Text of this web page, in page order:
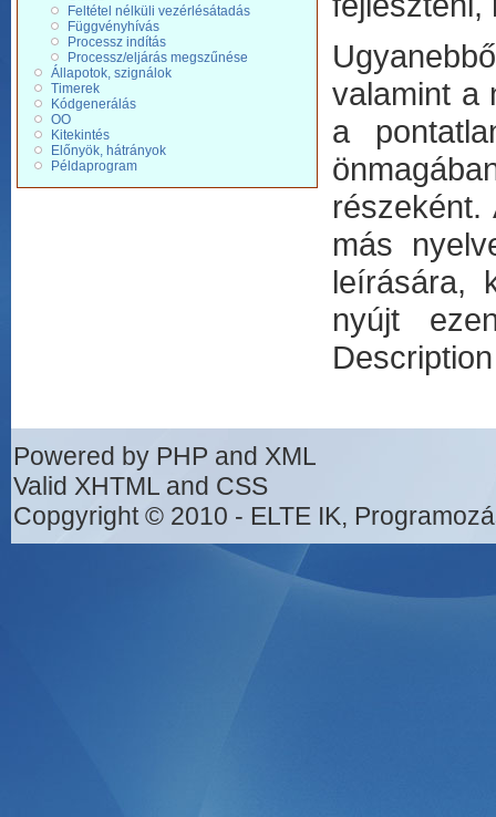
Feltétel nélküli vezérlésátadás
Függvényhívás
Processz indítás
Processz/eljárás megszűnése
Állapotok, szignálok
Timerek
Kódgenerálás
OO
Kitekintés
Előnyök, hátrányok
Példaprogram
valamint a
a
más
leírására,
nyújt
Powered by PHP and XML
Valid XHTML and CSS
Copgyright © 2010 - ELTE IK,